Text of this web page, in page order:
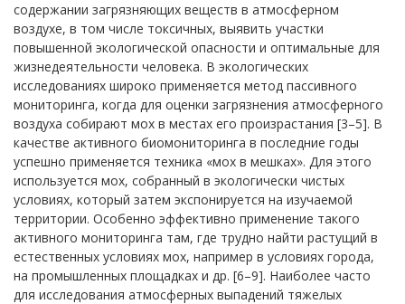
содержании загрязняющих веществ в атмосферном
воздухе, в том числе токсичных, выявить участки
повышенной экологической опасности и оптимальные для
жизнедеятельности человека. В экологических
исследованиях широко применяется метод пассивного
мониторинга, когда для оценки загрязнения атмосферного
воздуха собирают мох в местах его произрастания [3–5]. В
качестве активного биомониторинга в последние годы
успешно применяется техника «мох в мешках». Для этого
используется мох, собранный в экологически чистых
условиях, который затем экспонируется на изучаемой
территории. Особенно эффективно применение такого
активного мониторинга там, где трудно найти растущий в
естественных условиях мох, например в условиях города,
на промышленных площадках и др. [6–9]. Наиболее часто
для исследования атмосферных выпадений тяжелых